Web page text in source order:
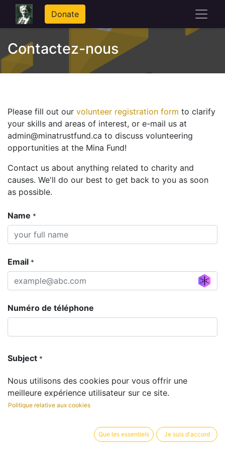
Donate
Contactez-nous
Please fill out our volunteer registration form to clarify
your skills and areas of interest, or e-mail us at
admin@minatrustfund.ca to discuss volunteering
opportunities at the Mina Fund!
Contact us about anything related to charity and
causes. We'll do our best to get back to you as soon
as possible.
Name *
Email *
Numéro de téléphone
Subject *
Question
Nous utilisons des cookies pour vous offrir une
meilleure expérience utilisateur sur ce site.
Politique relative aux cookies
Que les essentiels Je suis d'accord